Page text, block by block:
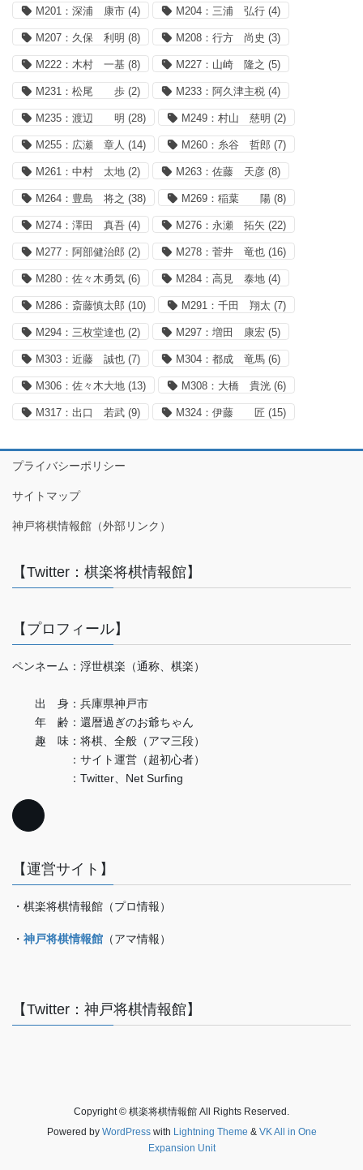
M201：深浦 康市 (4) M204：三浦 弘行 (4)
M207：久保 利明 (8) M208：行方 尚史 (3)
M222：木村 一基 (8) M227：山崎 隆之 (5)
M231：松尾 歩 (2) M233：阿久津主税 (4)
M235：渡辺 明 (28) M249：村山 慈明 (2)
M255：広瀬 章人 (14) M260：糸谷 哲郎 (7)
M261：中村 太地 (2) M263：佐藤 天彦 (8)
M264：豊島 将之 (38) M269：稲葉 陽 (8)
M274：澤田 真吾 (4) M276：永瀬 拓矢 (22)
M277：阿部健治郎 (2) M278：菅井 竜也 (16)
M280：佐々木勇気 (6) M284：高見 泰地 (4)
M286：斎藤慎太郎 (10) M291：千田 翔太 (7)
M294：三枚堂達也 (2) M297：増田 康宏 (5)
M303：近藤 誠也 (7) M304：都成 竜馬 (6)
M306：佐々木大地 (13) M308：大橋 貴洸 (6)
M317：出口 若武 (9) M324：伊藤 匠 (15)
プライバシーポリシー
サイトマップ
神戸将棋情報館（外部リンク）
【Twitter：棋楽将棋情報館】
【プロフィール】
ペンネーム：浮世棋楽（通称、棋楽）
出 身：兵庫県神戸市
年 齢：還暦過ぎのお爺ちゃん
趣 味：将棋、全般（アマ三段）
：サイト運営（超初心者）
：Twitter、Net Surfing
【運営サイト】
・棋楽将棋情報館（プロ情報）
・ 神戸将棋情報館 （アマ情報）
【Twitter：神戸将棋情報館】
Copyright © 棋楽将棋情報館 All Rights Reserved.
Powered by WordPresswith Lightning Theme & VK All in One
Expansion Unit